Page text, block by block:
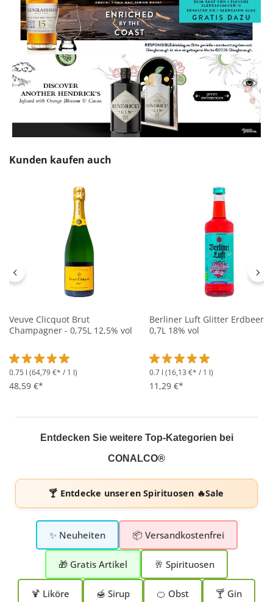
Produktgalerie überspringen
Kunden kaufen auch
Veuve Clicquot Brut
Champagner - 0,75L 12,5% vol
Durchschnittliche Bewertung von 5 von 5 Sternen
0.75 l (64,79 €* / 1 l)
48,59 €*
Berliner Luft Glitter Erdbeere
0,7L 18% vol
Durchschnittliche
0.7 l (16,13 €* / 1 l)
11,29 €*
Entdecken Sie weitere Top-Kategorien bei
CONALCO®
🍸 Entdecke unserenSpirituosen 🔥Sale
✨ Neuheiten 📦 Versandkostenfrei
🎁 Gratis Artikel 🥂 Spirituosen
🍹 Liköre 🍯 Sirup 🍊 Obst 🍸 Gin